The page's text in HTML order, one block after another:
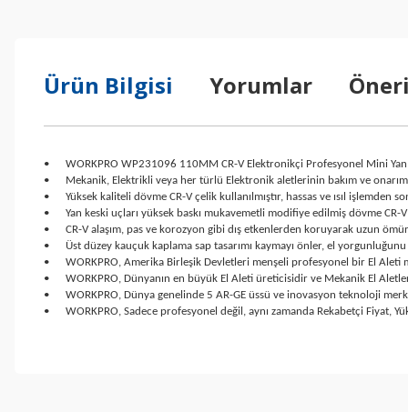
Ürün Bilgisi Yorumlar
•
WORKPRO WP231096 110MM CR-V Elektronikçi Profesyonel Mini
•
Mekanik, Elektrikli veya her türlü Elektronik aletlerinin bakım ve
•
Yüksek kaliteli dövme CR-V çelik kullanılmıştır, hassas ve ısıl
•
Yan keski uçları yüksek baskı mukavemetli modifiye edilmiş dövme
•
CR-V alaşım, pas ve korozyon gibi dış etkenlerden koruyarak uzun
•
Üst düzey kauçuk kaplama sap tasarımı kaymayı önler, el yorgunluğunu
•
WORKPRO, Amerika Birleşik Devletleri menşeli profesyonel bir El Aleti
•
WORKPRO, Dünyanın en büyük El Aleti üreticisidir ve Mekanik El
•
WORKPRO, Dünya genelinde 5 AR-GE üssü ve inovasyon teknoloji
•
WORKPRO, Sadece profesyonel değil, aynı zamanda Rekabetçi Fiyat,